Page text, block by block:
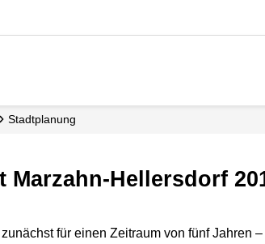
Stadtplanung
Hellersdorf
für einen Zeitraum von fünf Jahren